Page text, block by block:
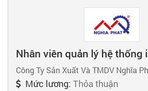
Nhân viên quản lý hệ thống
Công Ty Sản Xuất Và TMDV Nghĩa
Mức lương: Thỏa thuận